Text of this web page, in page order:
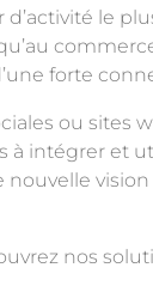
d’activité le
forte
ou sites
à intégrer et
vision
nos